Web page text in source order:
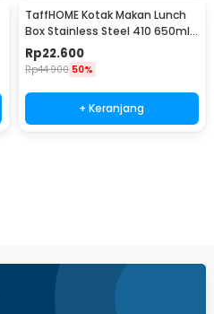
TaffHOME Kotak Makan Lunch
Box Stainless Steel 410 650ml
- HS410
Rp22.600
Rp44.900 50%
+ Keranjang